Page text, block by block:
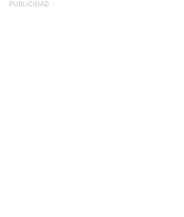
PUBLICIDAD